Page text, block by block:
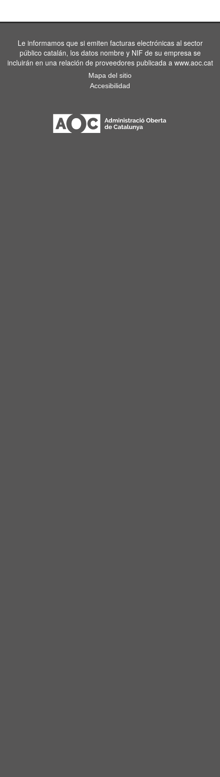
Le informamos que si emiten facturas electrónicas al sector
público catalán, los datos nombre y NIF de su empresa se
incluirán en una relación de proveedores publicada a www.aoc.cat
Mapa del sitio
Accesibilidad